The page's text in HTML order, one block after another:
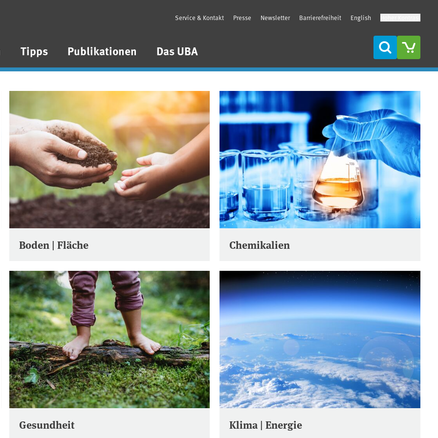
Tipps Publikationen Das UBA
Service & Kontakt Presse Newsletter Barrierefreiheit English
Suche
Boden | Fläche Chemikalien
Gesundheit Klima | Energie